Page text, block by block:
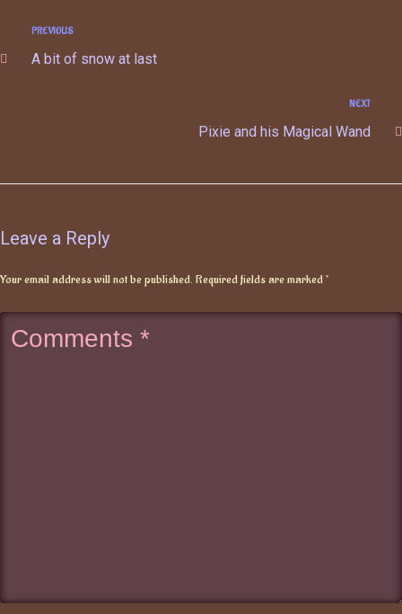
PREVIOUS
A bit of snow at last
NEXT
Pixie and his Magical Wand
Leave a Reply
Your email address will not be published. Required fields are marked*